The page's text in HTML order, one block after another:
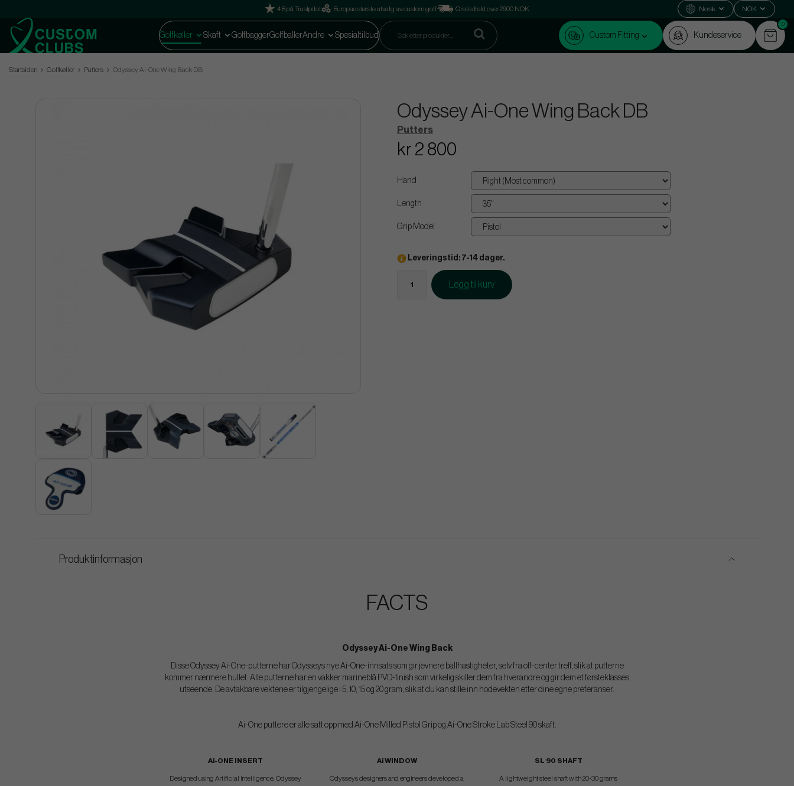
4.8 på Trustpilot Europas største utvalg av custom golf Gratis frakt over 2900 NOK Norsk NOK
Golfkøller Skaft GolfbaggerGolfballerAndre Spesialtilbud Custom Fitting Kundeservice
0
Startsiden Golfkøller Putters Odyssey Ai-One Wing Back DB
Odyssey Ai-One Wing Back DB
Putters
kr 2 800
Hand
Length
Grip Model
Leveringstid: 7-14 dager.
Legg til kurv
Produktinformasjon
FACTS
Odyssey Ai-One Wing Back
Disse Odyssey Ai-One-putterne har Odysseys nye Ai-One-innsats som gir jevnere ballhastigheter, selv fra off-center treff, slik at putterne
kommer nærmere hullet. Alle putterne har en vakker marineblå PVD-finish som virkelig skiller dem fra hverandre og gir dem et førsteklasses
utseende. De avtakbare vektene er tilgjengelige i 5, 10, 15 og 20 gram, slik at du kan stille inn hodevekten etter dine egne preferanser.
Ai-One puttere er alle satt opp med Ai-One Milled Pistol Grip og Ai-One Stroke Lab Steel 90 skaft.
Ai-ONE INSERT
Designed using Artificial Intelligence, Odyssey
Ai WINDOW
Odysseys designers and engineers developed a
SL 90 SHAFT
A lightweight steel shaft with 20-30 grams